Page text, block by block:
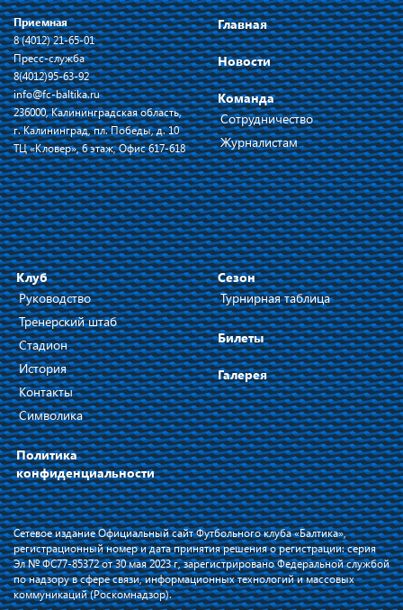
Приемная
8 (4012) 21-65-01
Пресс-служба
8(4012)95-63-92
info@fc-baltika.ru
236000, Калининградская область,
г. Калининград, пл. Победы, д. 10
ТЦ «Кловер», 6 этаж, Офис 617-618
Главная
Новости
Команда
Сотрудничество
Журналистам
Клуб
Руководство
Тренерский штаб
Стадион
История
Контакты
Символика
Политика
конфиденциальности
Сезон
Турнирная таблица
Билеты
Галерея
Сетевое издание Официальный сайт Футбольного клуба «Балтика»,
регистрационный номер и дата принятия решения о регистрации: серия
Эл № ФС77-85372 от 30 мая 2023 г, зарегистрировано Федеральной службой
по надзору в сфере связи, информационных технологий и массовых
коммуникаций (Роскомнадзор).